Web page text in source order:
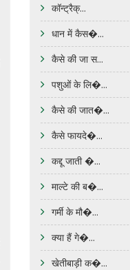
कॉन्ट्रैक्...
धान में कैस�...
कैसे की जा स...
पशुओं के लि�...
कैसे की जात�...
कैसे फायदे�...
कद्दू जाती �...
माल्टे की ब�...
गर्मी के मौ�...
क्या हैं गे�...
खेतीबाड़ी क�...